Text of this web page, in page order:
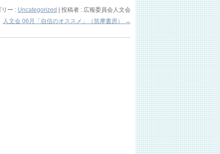
リー : Uncategorized | 投稿者 : 広報委員会人文会
人文会 06月「自信のオススメ」（筑摩書房）
→